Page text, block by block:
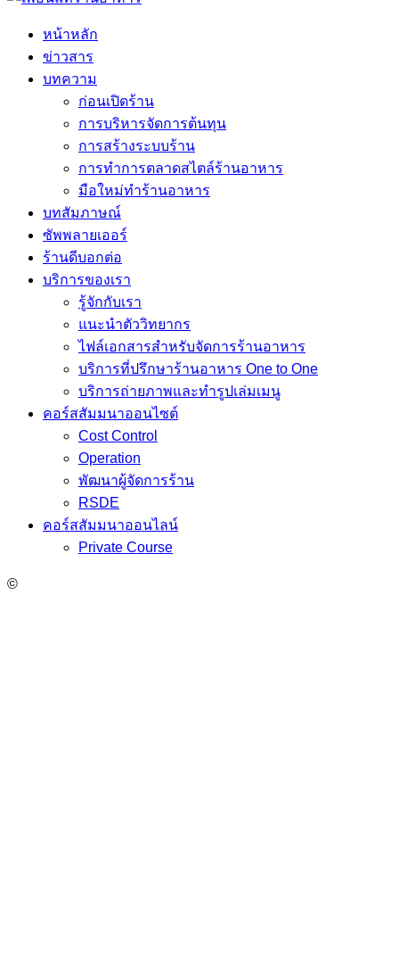
หน้าหลัก
ข่าวสาร
บทความ
ก่อนเปิดร้าน
การบริหารจัดการต้นทุน
การสร้างระบบร้าน
การทำการตลาดสไตล์ร้านอาหาร
มือใหม่ทำร้านอาหาร
บทสัมภาษณ์
ซัพพลายเออร์
ร้านดีบอกต่อ
บริการของเรา
รู้จักกับเรา
แนะนำตัววิทยากร
ไฟล์เอกสารสำหรับจัดการร้านอาหาร
บริการที่ปรึกษาร้านอาหาร One to One
บริการถ่ายภาพและทำรูปเล่มเมนู
คอร์สสัมมนาออนไซต์
Cost Control
Operation
พัฒนาผู้จัดการร้าน
RSDE
คอร์สสัมมนาออนไลน์
Private Course
©